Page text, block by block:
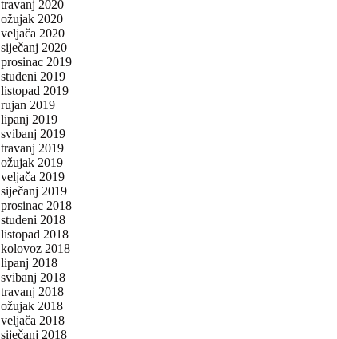
travanj 2020
ožujak 2020
veljača 2020
siječanj 2020
prosinac 2019
studeni 2019
listopad 2019
rujan 2019
lipanj 2019
svibanj 2019
travanj 2019
ožujak 2019
veljača 2019
siječanj 2019
prosinac 2018
studeni 2018
listopad 2018
kolovoz 2018
lipanj 2018
svibanj 2018
travanj 2018
ožujak 2018
veljača 2018
siječanj 2018